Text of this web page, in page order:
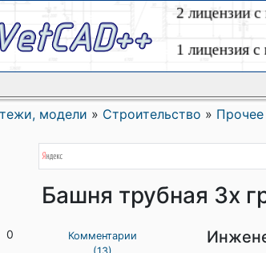
модели » Строительство » Прочее
Башня трубная 3х
0
Комментарии